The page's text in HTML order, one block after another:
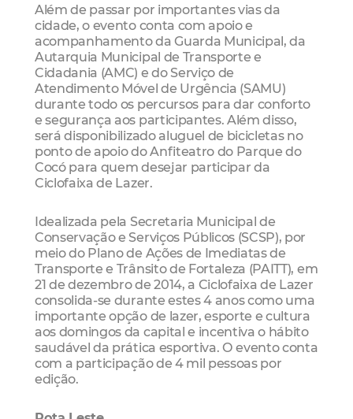
Além de passar por importantes vias da
cidade, o evento conta com apoio e
acompanhamento da Guarda Municipal, da
Autarquia Municipal de Transporte e
Cidadania (AMC) e do Serviço de
Atendimento Móvel de Urgência (SAMU)
durante todo os percursos para dar conforto
e segurança aos participantes. Além disso,
será disponibilizado aluguel de bicicletas no
ponto de apoio do Anfiteatro do Parque do
Cocó para quem desejar participar da
Ciclofaixa de Lazer.
Idealizada pela Secretaria Municipal de
Conservação e Serviços Públicos (SCSP), por
meio do Plano de Ações de Imediatas de
Transporte e Trânsito de Fortaleza (PAITT), em
21 de dezembro de 2014, a Ciclofaixa de Lazer
consolida-se durante estes 4 anos como uma
importante opção de lazer, esporte e cultura
aos domingos da capital e incentiva o hábito
saudável da prática esportiva. O evento conta
com a participação de 4 mil pessoas por
edição.